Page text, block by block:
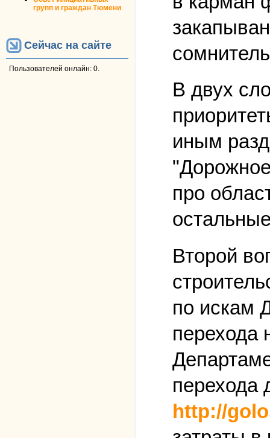
групп и граждан Тюмени
Сейчас на сайте
Пользователей онлайн: 0.
В двух
иным
про
Второй
по искам
перехода
перехода
http://